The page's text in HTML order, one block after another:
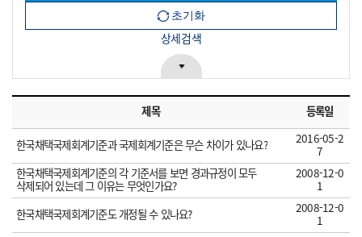
상세검색
제목 등록일
한국채택국제회계기준과 국제회계기준은 무슨 차이가 있나요?
2016-05-2
7
한국채택국제회계기준의 각 기준서를 보면 경과규정이 모두
삭제되어 있는데 그 이유는 무엇인가요?
2008-12-0
1
한국채택국제회계기준도 개정될 수 있나요?
2008-12-0
1